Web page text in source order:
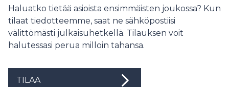
Haluatko tietää asioista ensimmäisten joukossa? Kun
tilaat tiedotteemme, saat ne sähköpostiisi
välittömästi julkaisuhetkellä. Tilauksen voit
halutessasi perua milloin tahansa.
TILAA